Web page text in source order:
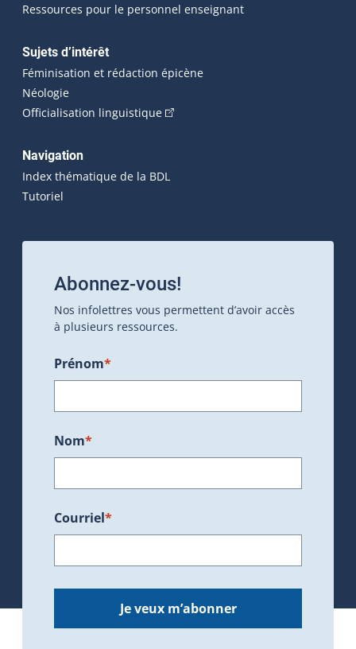
Ressources pour le personnel enseignant
Sujets d’intérêt
Féminisation et rédaction épicène
Néologie
Officialisation linguistique(Cet hyperlien externe s'ouvrira
Navigation
Index thématique de la BDL
Tutoriel
Abonnez-vous!
Nos infolettres vous permettent d’avoir accès
à plusieurs ressources.
Prénom*
Nom*
Courriel*
Je veux m’abonner